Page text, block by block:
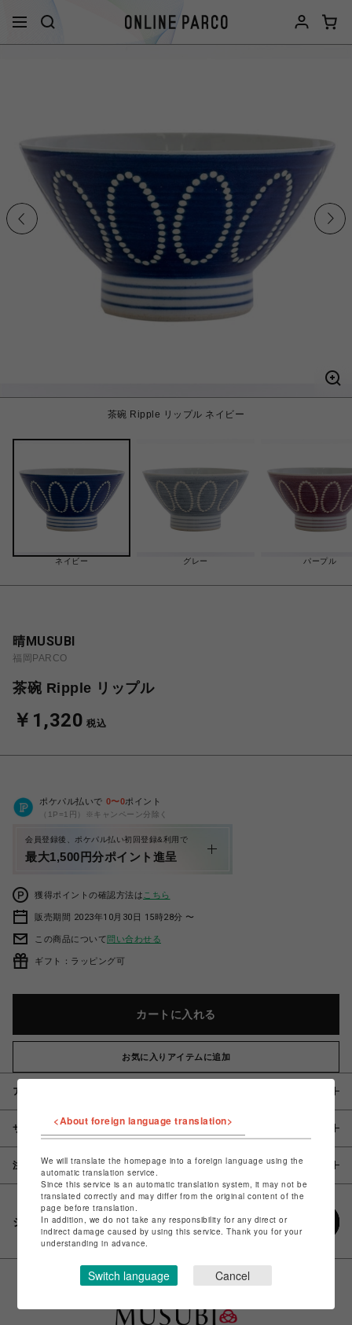
茶碗 Ripple リップル ネイビー
ネイビー グレー パープル
晴MUSUBI
福岡PARCO
茶碗 Ripple リップル
￥1,320 税込
ポケパル払いで 0〜0ポイント
（1P=1円）※キャンペーン分除く
会員登録後、ポケパル払い初回登録&利用で
最大1,500円分ポイント進呈
獲得ポイントの確認方法は こちら
販売期間 2023年10月30日 15時28分 〜
この商品について問い合わせる
ギフト：ラッピング可
カートに入れる
お気に入りアイテムに追加
アイテム説明 / 素材
サイズ
注意事項
シェアする
<About foreign language translation>
We will translate the homepage into a foreign language using the
automatic translation service.
Since this service is an automatic translation system, it may not be
translated correctly and may differ from the original content of the
page before translation.
In addition, we do not take any responsibility for any direct or
indirect damage caused by using this service. Thank you for your
understanding in advance.
Switch language Cancel